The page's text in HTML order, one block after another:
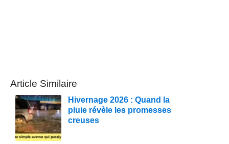
Article Similaire
Hivernage 2026 : Quand la
pluie révèle les promesses
creuses